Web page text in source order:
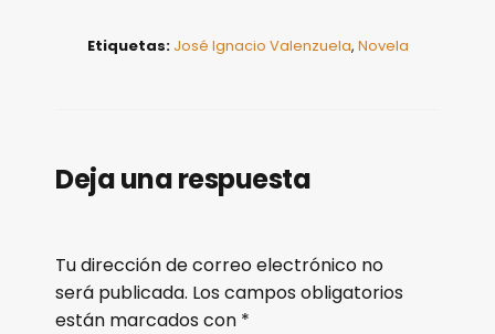
Etiquetas: José Ignacio Valenzuela, Novela
Deja una respuesta
Tu dirección de correo electrónico no
será publicada. Los campos obligatorios
están marcados con *